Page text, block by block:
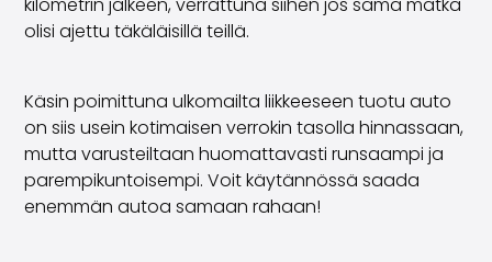
olisi ajettu täkäläisillä teillä.
Käsin poimittuna ulkomailta liikkeeseen tuotu auto
on siis usein kotimaisen verrokin tasolla hinnassaan,
mutta varusteiltaan huomattavasti runsaampi ja
parempikuntoisempi. Voit käytännössä saada
enemmän autoa samaan rahaan!